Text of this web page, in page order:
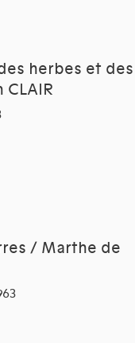
herbes et des
/ Marthe de